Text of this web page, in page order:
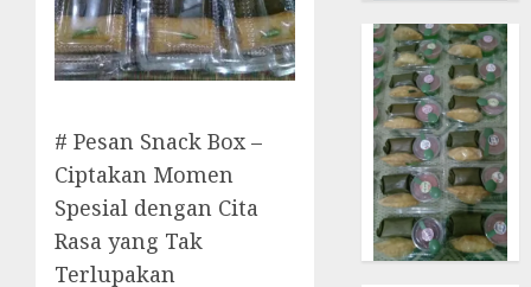
# Pesan Snack Box –
Ciptakan Momen
Spesial dengan Cita
Rasa yang Tak
Terlupakan